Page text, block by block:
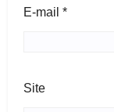
E-mail *
Site